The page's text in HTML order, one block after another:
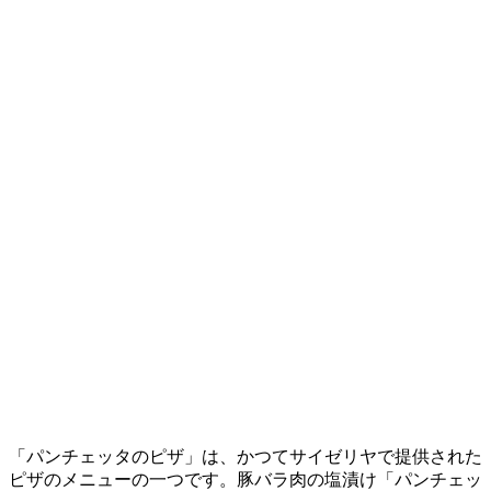
「パンチェッタのピザ」は、かつてサイゼリヤで提供された
ピザのメニューの一つです。豚バラ肉の塩漬け「パンチェッ